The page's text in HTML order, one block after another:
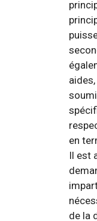
en
Il est
de la